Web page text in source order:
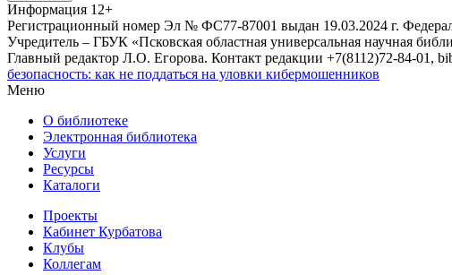
Информация 12+
Регистрационный номер Эл № ФС77-87001 выдан 19.03.2024 г.
Учредитель – ГБУК «Псковская областная универсальная научная
Главный редактор Л.О. Егорова. Контакт редакции +7(8112)72-84-01,
безопасность: как не поддаться на уловки кибермошенников
Меню
О библиотеке
Электронная библиотека
Услуги
Ресурсы
Каталоги
Проекты
Кабинет Курбатова
Клубы
Коллегам